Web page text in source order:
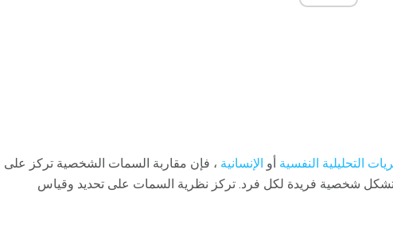
التحليلية النفسية أو الإنسانية ، فإن مقاربة السمات الشخصية تركز على
تشكل شخصية فريدة لكل فرد. تركز نظرية السمات على تحديد وقياس